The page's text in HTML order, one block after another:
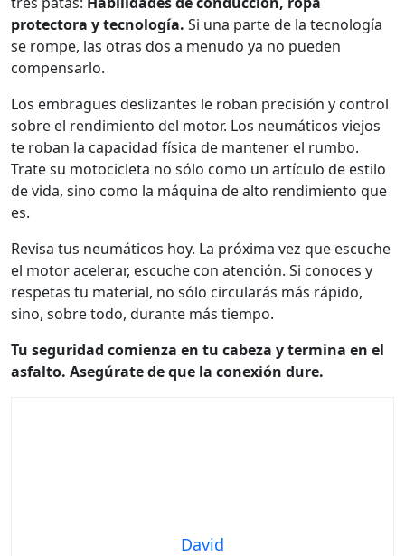
protectora y tecnología. Si una parte de la tecnología
se rompe, las otras dos a menudo ya no pueden
compensarlo.
Los embragues deslizantes le roban precisión y control
sobre el rendimiento del motor. Los neumáticos viejos
te roban la capacidad física de mantener el rumbo.
Trate su motocicleta no sólo como un artículo de estilo
de vida, sino como la máquina de alto rendimiento que
es.
Revisa tus neumáticos hoy. La próxima vez que escuche
el motor acelerar, escuche con atención. Si conoces y
respetas tu material, no sólo circularás más rápido,
sino, sobre todo, durante más tiempo.
Tu seguridad comienza en tu cabeza y termina en el
asfalto. Asegúrate de que la conexión dure.
David